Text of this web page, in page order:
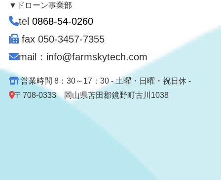
▼ドローン事業部
tel 0868-54-0260
fax 050-3457-7355
mail：info@farmskytech.com
営業時間 8：30～17：30 - 土曜・日曜・祝日休 -
〒708-0333 岡山県苫田郡鏡野町古川1038